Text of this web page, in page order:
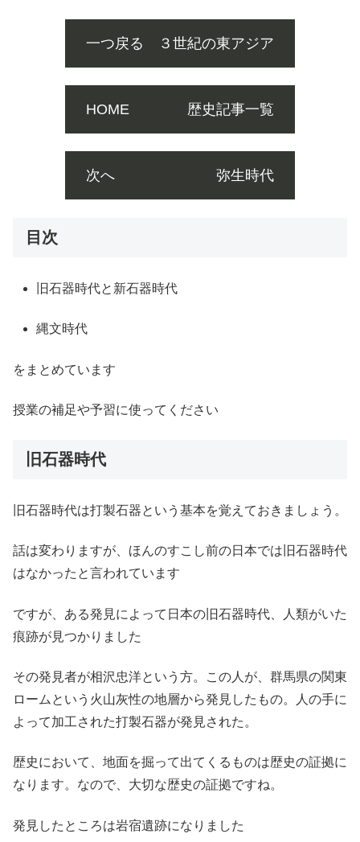
一つ戻る ３世紀の東アジア
HOME 歴史記事一覧
次へ 弥生時代
目次
旧石器時代と新石器時代
縄文時代
をまとめています
授業の補足や予習に使ってください
旧石器時代
旧石器時代は打製石器という基本を覚えておきましょう。
話は変わりますが、ほんのすこし前の日本では旧石器時代
はなかったと言われています
ですが、ある発見によって日本の旧石器時代、人類がいた
痕跡が見つかりました
その発見者が相沢忠洋という方。この人が、群馬県の関東
ロームという火山灰性の地層から発見したもの。人の手に
よって加工された打製石器が発見された。
歴史において、地面を掘って出てくるものは歴史の証拠に
なります。なので、大切な歴史の証拠ですね。
発見したところは岩宿遺跡になりました